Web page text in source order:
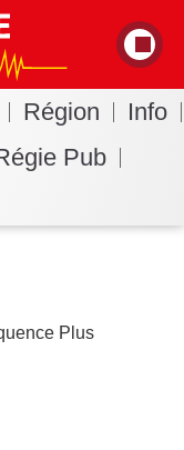
Région
Info
Pub
Plus